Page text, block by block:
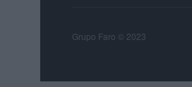
Grupo Faro © 2023